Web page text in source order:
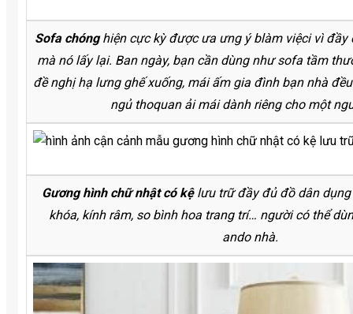
Sofa chónghiện cực kỳ được ưa ưng ý blàm việci vì đầy
mà nó lấy lại. Ban ngày, bạn cần dùng như sofa tầm
đề nghị hạ lưng ghế xuống, mái ấm gia đình bạn nhà
ngủ thoquan ải mái dành riêng cho một
Gương hình chữ nhật có kệlưu trữ đầy đủ đồ dân dụng
khóa, kính râm, so bình hoa trang trí… người có thể
ando nhà.